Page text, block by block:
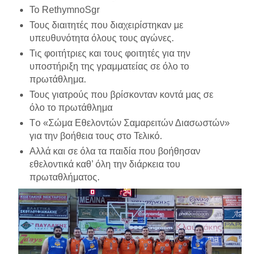
Το RethymnoSgr
Τους διαιτητές που διαχειρίστηκαν με
υπευθυνότητα όλους τους αγώνες.
Τις φοιτήτριες και τους φοιτητές για την
υποστήριξη της γραμματείας σε όλο το
πρωτάθλημα.
Τους γιατρούς που βρίσκονταν κοντά μας σε
όλο το πρωτάθλημα
Tο «Σώμα Εθελοντών Σαμαρειτών Διασωστών»
για την βοήθεια τους στο Τελικό.
Αλλά και σε όλα τα παιδία που βοήθησαν
εθελοντικά καθ’ όλη την διάρκεια του
πρωταθλήματος.